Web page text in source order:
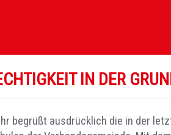
IN DER
begrüßt ausdrücklich die in der